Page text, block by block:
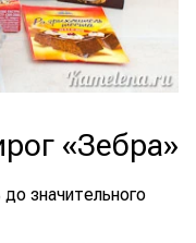
«Зебра»
значительного